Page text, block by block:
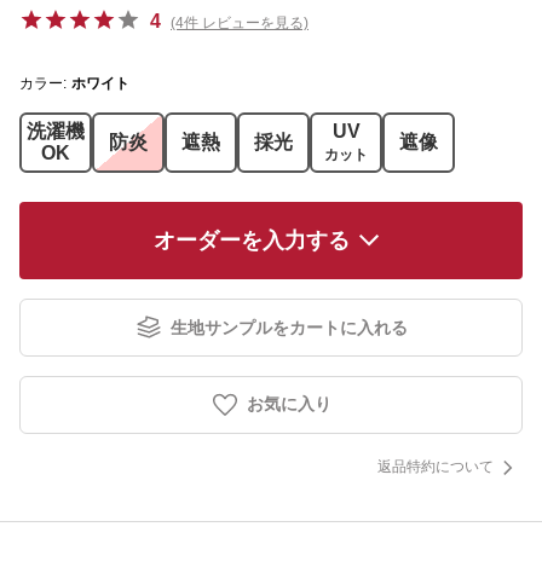
4 (4件 レビューを見る)
カラー: ホワイト
洗濯機
OK
防炎 遮熱 採光
UV
カット
遮像
オーダーを入力する
生地サンプルをカートに入れる
お気に入り
返品特約について